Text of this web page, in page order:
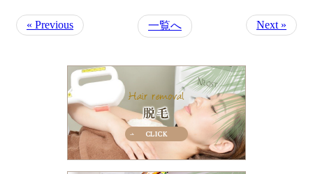
« Previous 一覧へ Next »